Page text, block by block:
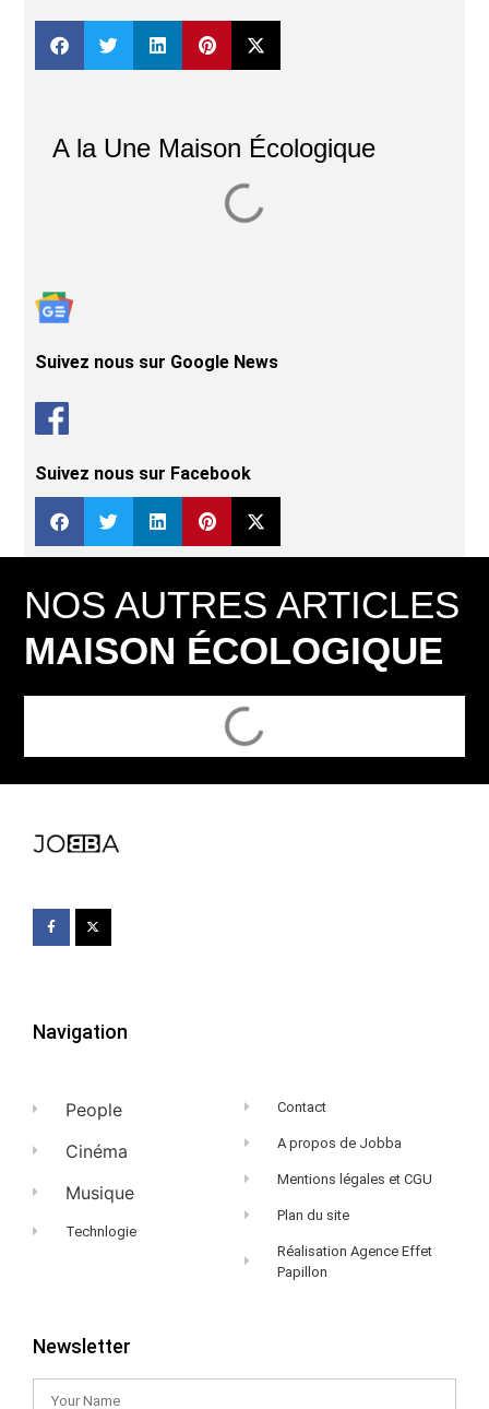
A la Une Maison Écologique
Suivez nous sur Google News
Suivez nous sur Facebook
NOS AUTRES ARTICLES
MAISON ÉCOLOGIQUE
Navigation
People
Cinéma
Musique
Technlogie
Contact
A propos de Jobba
Mentions légales et CGU
Plan du site
Réalisation Agence Effet
Papillon
Newsletter